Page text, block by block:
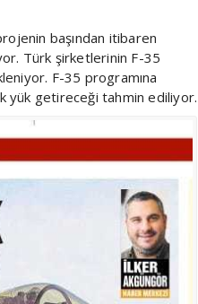
başından itibaren
Türk şirketlerinin F-35
F-35 programına
yük getireceği tahmin ediliyor.